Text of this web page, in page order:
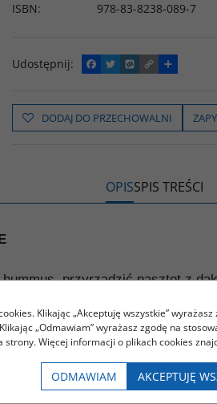
ISBN: 978-83-8238-089-7
Udostępnij:
F
a
e
b
o
T
w
t
t
e
W
y
o
p
C
o
y
L
i
P
o
z
i
e
ę
DODAJ DO PRZECHOWALNI
OPISSPIS TREŚCI
przyrządzić pasztet z
kuchni, jak i zwyczajów
deserem lub zaskoczyć
ekskluzywne rarytasy
Klikając „Akceptuję wszystkie”
„Odmawiam” wyrażasz zgodę na
strony. Więcej informacji o plikach cookies
ODMAWIAM AKCEPTUJĘ